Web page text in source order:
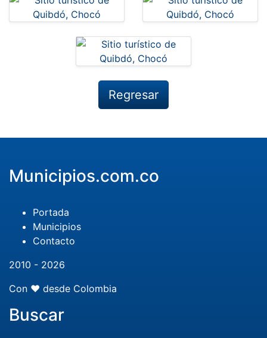
Regresar
Municipios.com.co
Portada
Municipios
Contacto
2010 - 2026
Con ❤️ desde Colombia
Buscar